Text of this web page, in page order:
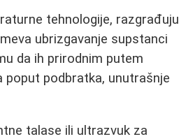
tehnologije, razgrađuju
ubrizgavanje supstanci
da ih prirodnim putem
poput podbratka, unutrašnje
talase ili ultrazvuk za